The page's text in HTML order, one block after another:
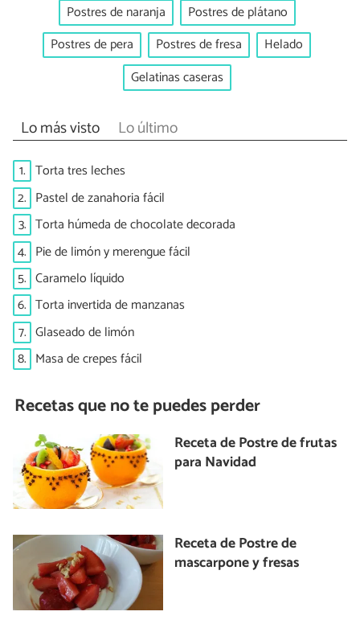
Postres de naranja
Postres de plátano
Postres de pera
Postres de fresa
Helado
Gelatinas caseras
Lo más visto Lo último
1. Torta tres leches
2. Pastel de zanahoria fácil
3. Torta húmeda de chocolate decorada
4. Pie de limón y merengue fácil
5. Caramelo líquido
6. Torta invertida de manzanas
7. Glaseado de limón
8. Masa de crepes fácil
Recetas que no te puedes perder
Receta de Postre de frutas
para Navidad
Receta de Postre de
mascarpone y fresas